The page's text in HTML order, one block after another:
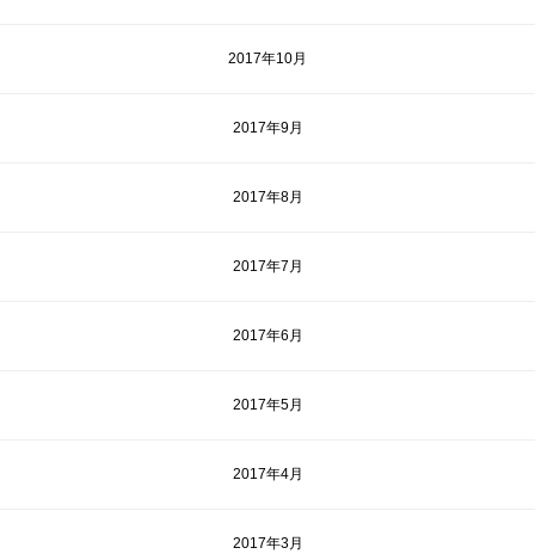
2017年10月
2017年9月
2017年8月
2017年7月
2017年6月
2017年5月
2017年4月
2017年3月